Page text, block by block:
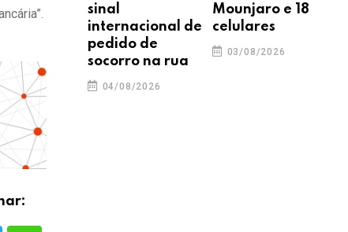
sinal
internacional de
pedido de
socorro na rua
04/08/2026
Mounjaro e 18
celulares
03/08/2026